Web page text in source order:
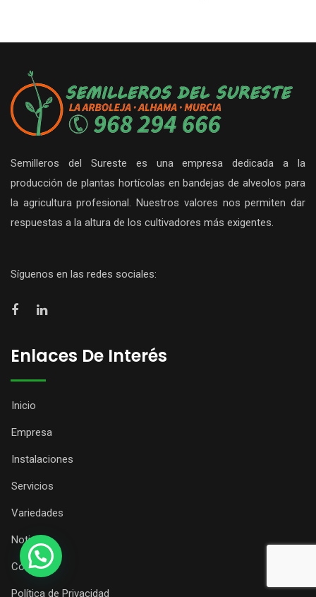
Semilleros del Sureste es una empresa dedicada a la
producción de plantas hortícolas en bandejas de alveolos para
la agricultura profesional. Nuestros valores nos permiten dar
respuestas a la altura de los cultivadores más exigentes.
Síguenos en las redes sociales:
Enlaces De Interés
Inicio
Empresa
Instalaciones
Servicios
Variedades
Noticias
Contacto
Política de Privacidad